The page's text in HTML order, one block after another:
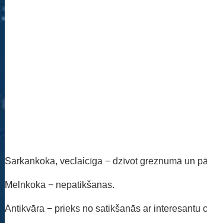
Sarkankoka, veclaicīga − dzīvot greznumā un
Melnkoka − nepatikšanas.
Antikvāra − prieks no satikšanās ar interesantu